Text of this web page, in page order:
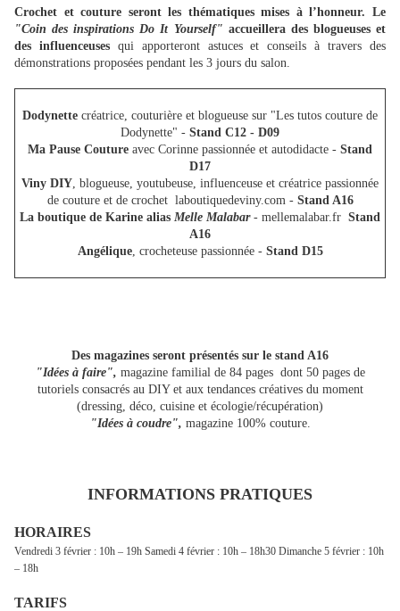
Crochet et couture seront les thématiques mises à l’honneur. Le
"Coin des inspirations Do It Yourself" accueillera des blogueuses et
des influenceusesqui apporteront astuces et conseils à travers des
démonstrations proposées pendant les 3 jours du salon.
Dodynette créatrice, couturière et blogueuse sur "Les tutos couture de
Dodynette" - Stand C12 - D09
Ma Pause Couture avec Corinne passionnée et autodidacte - Stand
D17
Viny DIY , blogueuse, youtubeuse, influenceuse et créatrice passionnée
de couture et de crochet laboutiquedeviny.com - Stand A16
La boutique de Karine alias Melle Malabar - mellemalabar.fr Stand
A16
Angélique, crocheteuse passionnée - Stand D15
Des magazines seront présentés sur le stand A16
"Idées à faire", magazine familial de 84 pages dont 50 pages de
tutoriels consacrés au DIY et aux tendances créatives du moment
(dressing, déco, cuisine et écologie/récupération)
"Idées à coudre", magazine 100% couture.
INFORMATIONS PRATIQUES
HORAIRES
Vendredi 3 février : 10h – 19h Samedi 4 février : 10h – 18h30 Dimanche 5 février : 10h
– 18h
TARIFS